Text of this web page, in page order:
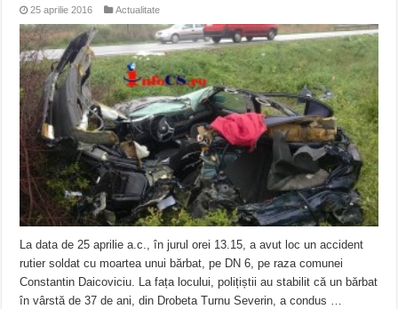
25 aprilie 2016 Actualitate
La data de 25 aprilie a.c., în jurul orei 13.15, a avut loc un accident
rutier soldat cu moartea unui bărbat, pe DN 6, pe raza comunei
Constantin Daicoviciu. La fața locului, polițiștii au stabilit că un bărbat
în vârstă de 37 de ani, din Drobeta Turnu Severin, a condus …